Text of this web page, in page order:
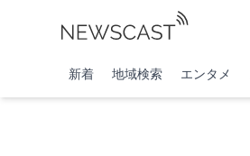
新着 地域検索 エンタメ